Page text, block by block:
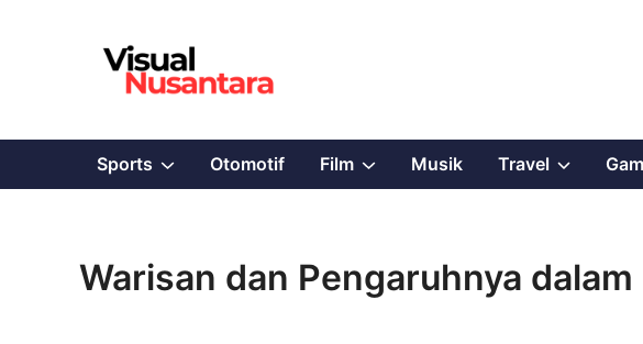
Sports ShowOtomotif Film ShowMusik Travel Show
menu
Warisan dan Pengaruhnya